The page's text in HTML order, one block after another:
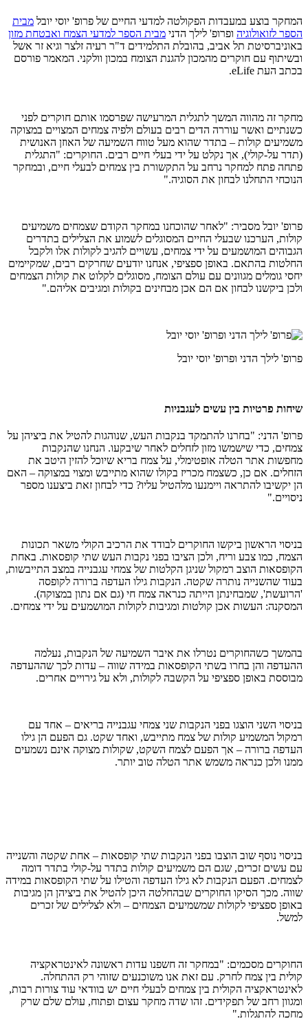
המחקר בוצע במעבדות הפקולטה למדעי החיים של פרופ' יוסי יובל מבית
הספר לזואולוגיה ופרופ' לילך הדני מבית הספר למדעי הצמח ואבטחת מזון
באוניברסיטת תל אביב, בהובלת התלמידים ד"ר רעיה זלצר וגיא זר אשל
ובשיתוף עם חוקרים מהמכון להגנת הצומח במכון וולקני. המאמר פורסם
בכתב העת eLife.
מחקר זה מהווה המשך לתגלית המרעישה שפרסמו אותם חוקרים לפני
כשנתיים ואשר עוררה הדים רבים בעולם ולפיה צמחים המצויים במצוקה
משמיעים קולות – בתדר שהוא מעל טווח השמיעה של האוזן האנושית
(תדר על-קולי), אך נקלט על ידי בעלי חיים רבים. החוקרים: "התגלית
פתחה פתח למחקר נרחב על התקשורת בין צמחים לבעלי חיים, ובמחקר
הנוכחי התחלנו לבחון את הסוגיה."
פרופ' יובל מסביר: "לאחר שהוכחנו במחקר הקודם שצמחים משמיעים
קולות, הערכנו שבעלי החיים המסוגלים לשמוע את הצלילים בתדרים
הגבוהים המושמעים על ידי צמחים, עשויים להגיב לקולות אלו ולקבל
החלטות בהתאם. באופן ספציפי, אנחנו יודעים שחרקים רבים, שמקיימים
יחסי גומלים מגוונים עם עולם הצומח, מסוגלים לקלוט את קולות הצמחים
ולכן ביקשנו לבחון אם הם אכן מבחינים בקולות ומגיבים אליהם."
פרופ' לילך הדני ופרופ' יוסי יובל
שיחות פרטיות בין עשים לעגבניות
פרופ' הדני: "בחרנו להתמקד בנקבות העש, שנוהגות להטיל את ביציהן על
צמחים, כדי שישמשו מזון לזחלים לאחר שיבקעו. הנחנו שהנקבות
מחפשות אתר הטלה אופטימלי, על צמח בריא שיוכל להזין היטב את
הזחלים. אם כן, כשצמח מכריז בקולו שהוא מתייבש ומצוי במצוקה – האם
הן יקשיבו להתראה ויימנעו מלהטיל עליו? כדי לבחון זאת ביצענו מספר
ניסויים."
בניסוי הראשון ביקשו החוקרים לבודד את הרכיב הקולי משאר תכונות
הצמח, כמו צבע וריח, ולכן הציבו בפני נקבות העש שתי קופסאות. באחת
הקופסאות הוצב רמקול שניגן הקלטות של צמחי עגבנייה במצב התייבשות,
בעוד שהשנייה נותרה שקטה. הנקבות גילו העדפה ברורה לקופסה
'הרועשת', שמבחינתן הייתה כנראה צמח חי (גם אם נתון במצוקה).
המסקנה: העשות אכן קולטות ומגיבות לקולות המושמעים על ידי צמחים.
בהמשך כשהחוקרים נטרלו את איבר השמיעה של הנקבות, נעלמה
ההעדפה והן בחרו בשתי הקופסאות במידה שווה – עדות לכך שההעדפה
מבוססת באופן ספציפי על הקשבה לקולות, ולא על גירויים אחרים.
בניסוי השני הוצגו בפני הנקבות שני צמחי עגבנייה בריאים – אחד עם
רמקול המשמיע קולות של צמח מתייבש, ואחד שקט. גם הפעם הן גילו
העדפה ברורה – אך הפעם לצמח השקט, שקולות מצוקה אינם נשמעים
ממנו ולכן כנראה משמש אתר הטלה טוב יותר.
בניסוי נוסף שוב הוצבו בפני הנקבות שתי קופסאות – אחת שקטה והשנייה
עם עשים זכרים, שגם הם משמיעים קולות בתדר על-קולי בתדר דומה
לצמחים. הפעם הנקבות לא גילו העדפה והטילו על שתי הקופסאות במידה
שווה. מכך הסיקו החוקרים שבהחלטה היכן להטיל את ביציהן הן מגיבות
באופן ספציפי לקולות שמשמיעים הצמחים – ולא לצלילים של זכרים
למשל.
החוקרים מסכמים: "במחקר זה חשפנו עדות ראשונה לאינטראקציה
קולית בין צמח לחרק. עם זאת אנו משוכנעים שזוהי רק ההתחלה.
לאינטראקציה הקולית בין צמחים לבעלי חיים יש בוודאי עוד צורות רבות,
ומגוון רחב של תפקידים. זהו שדה מחקר עצום ופתוח, עולם שלם שרק
מחכה להתגלות."